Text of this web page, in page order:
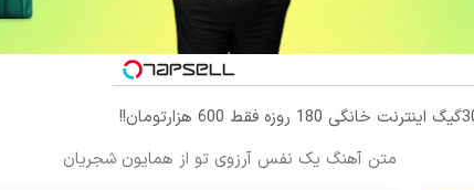
متن آهنگ یک نفس آرزوی تو از همایون شجریان